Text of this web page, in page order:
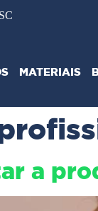
MATERIAIS
a